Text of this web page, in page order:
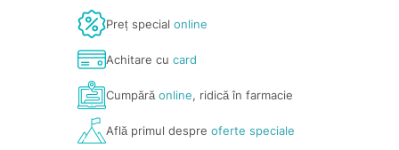
Preț special online
Achitare cu card
Cumpărăonline, ridică în farmacie
Află primul despre oferte speciale